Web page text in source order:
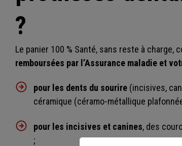
?
Le panier 100 % Santé, sans reste à charge,
remboursées par l’Assurance maladie et
pour les dents du sourire(incisives,
céramique (céramo-métallique
pour les incisives et canines, des
;